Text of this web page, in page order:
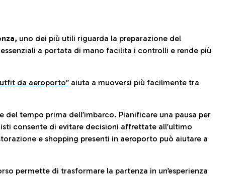
uno dei più utili riguarda la preparazione del
a portata di mano facilita i controlli e rende più
da aeroporto” aiuta a muoversi più facilmente tra
tempo prima dell’imbarco. Pianificare una pausa per
consente di evitare decisioni affrettate all’ultimo
e shopping presenti in aeroporto può aiutare a
permette di trasformare la partenza in un’esperienza